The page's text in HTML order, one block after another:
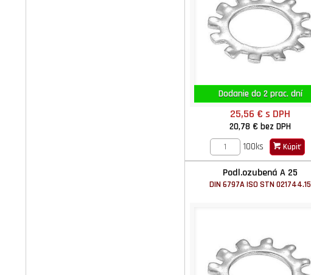
Dodanie do 2 prac. dní
25,56 €s DPH
20,78 €bez DPH
100ks
Kúpiť
Podl.ozubená A 25
DIN 6797A ISO STN 021744.15